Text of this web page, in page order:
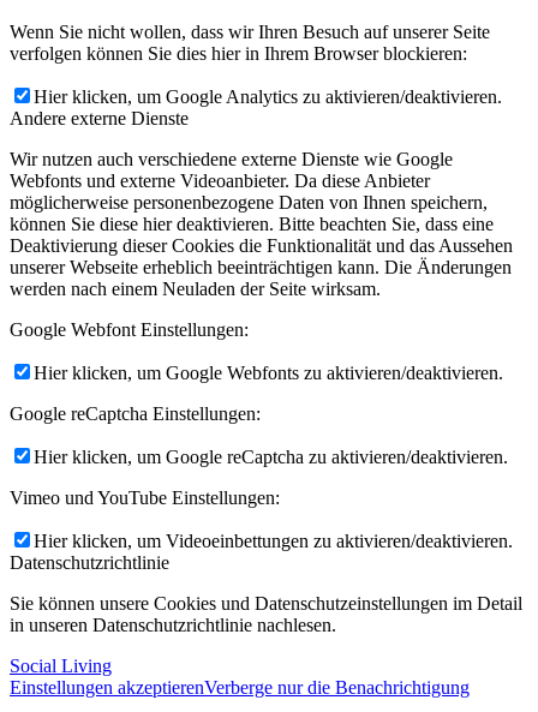
Wenn Sie nicht wollen, dass wir Ihren Besuch auf unserer Seite
verfolgen können Sie dies hier in Ihrem Browser blockieren:
Hier klicken, um Google Analytics zu aktivieren/deaktivieren.
Andere externe Dienste
Wir nutzen auch verschiedene externe Dienste wie Google
Webfonts und externe Videoanbieter. Da diese Anbieter
möglicherweise personenbezogene Daten von Ihnen speichern,
können Sie diese hier deaktivieren. Bitte beachten Sie, dass eine
Deaktivierung dieser Cookies die Funktionalität und das Aussehen
unserer Webseite erheblich beeinträchtigen kann. Die Änderungen
werden nach einem Neuladen der Seite wirksam.
Google Webfont Einstellungen:
Hier klicken, um Google Webfonts zu aktivieren/deaktivieren.
Google reCaptcha Einstellungen:
Hier klicken, um Google reCaptcha zu aktivieren/deaktivieren.
Vimeo und YouTube Einstellungen:
Hier klicken, um Videoeinbettungen zu aktivieren/deaktivieren.
Datenschutzrichtlinie
Sie können unsere Cookies und Datenschutzeinstellungen im Detail
in unseren Datenschutzrichtlinie nachlesen.
Social Living
Einstellungen akzeptierenVerberge nur die Benachrichtigung